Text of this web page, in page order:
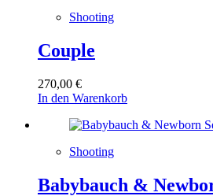
Shooting
Couple
270,00 €
In den Warenkorb
Shooting
Babybauch &